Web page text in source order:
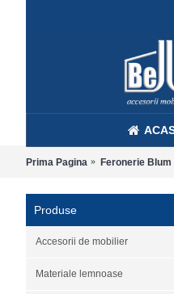
Prima Pagina Feronerie Blum
Produse
Accesorii de mobilier
Materiale lemnoase